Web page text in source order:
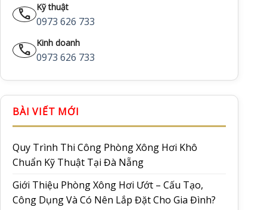
call Kỹ thuật
0973 626 733
call Kinh doanh
0973 626 733
BÀI VIẾT MỚI
Quy Trình Thi Công Phòng Xông Hơi Khô
Chuẩn Kỹ Thuật Tại Đà Nẵng
Giới Thiệu Phòng Xông Hơi Ướt – Cấu Tạo,
Công Dụng Và Có Nên Lắp Đặt Cho Gia Đình?